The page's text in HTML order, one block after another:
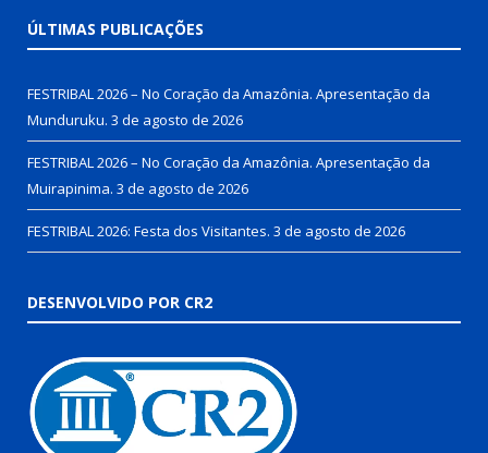
ÚLTIMAS PUBLICAÇÕES
FESTRIBAL 2026 – No Coração da Amazônia. Apresentação da
Munduruku. 3 de agosto de 2026
FESTRIBAL 2026 – No Coração da Amazônia. Apresentação da
Muirapinima. 3 de agosto de 2026
FESTRIBAL 2026: Festa dos Visitantes. 3 de agosto de 2026
DESENVOLVIDO POR CR2